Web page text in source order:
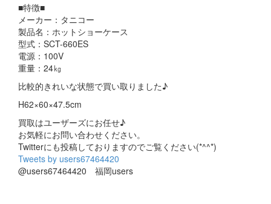
■特徴■
メーカー：タニコー
製品名：ホットショーケース
型式：SCT-660ES
電源：100V
重量：24㎏
比較的きれいな状態で買い取りました♪
H62×60×47.5cm
買取はユーザーズにお任せ♪
お気軽にお問い合わせください。
Twitterにも投稿しておりますのでご覧ください(*^^*)
Tweets by users67464420
@users67464420 福岡users